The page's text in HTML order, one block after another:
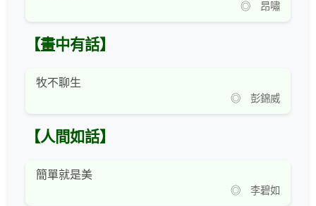
◎ 昂嘯
【畫中有話】
牧不聊生
◎ 彭錦威
【人間如話】
簡單就是美
◎ 李碧如